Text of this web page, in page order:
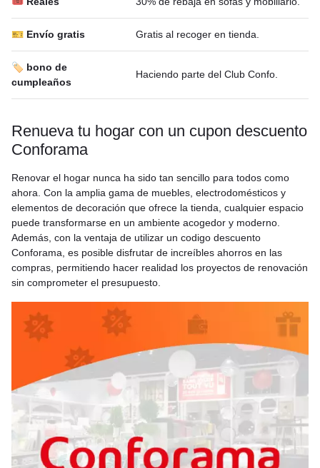
🎫 Envío gratis Gratis al recoger en tienda.
🏷️ bono de
cumpleaños
Haciendo parte del Club Confo.
Renueva tu hogar con un cupon descuento
Conforama
Renovar el hogar nunca ha sido tan sencillo para todos como
ahora. Con la amplia gama de muebles, electrodomésticos y
elementos de decoración que ofrece la tienda, cualquier espacio
puede transformarse en un ambiente acogedor y moderno.
Además, con la ventaja de utilizar un codigo descuento
Conforama, es posible disfrutar de increíbles ahorros en las
compras, permitiendo hacer realidad los proyectos de renovación
sin comprometer el presupuesto.